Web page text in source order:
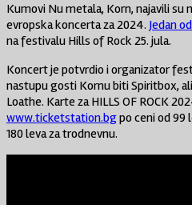
Kumovi Nu metala, Korn, najavili su
evropska koncerta za 2024. Jedan
na festivalu Hills of Rock 25. jula.
Koncert je potvrdio i organizator
nastupu gosti Kornu biti Spiritbox,
Loathe. Karte za HILLS OF ROCK
www.ticketstation.bgpo ceni od 99
180 leva za trodnevnu.